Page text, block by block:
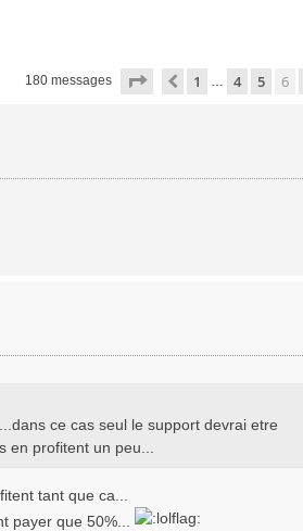
180 messages Page sur8
Précédente
1 … 4 5 6
ce cas seul le support devrai etre
profitent un peu...
tant que ca...
payer que 50%...